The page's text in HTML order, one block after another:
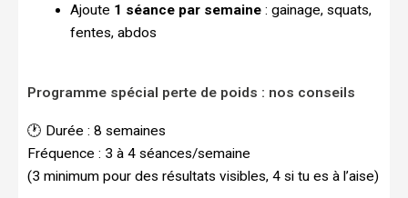
Ajoute 1 séance par semaine: gainage, squats,
fentes, abdos
Programme spécial perte de poids : nos conseils
🕐 Durée : 8 semaines
Fréquence : 3 à 4 séances/semaine
(3 minimum pour des résultats visibles, 4 si tu es à l’aise)